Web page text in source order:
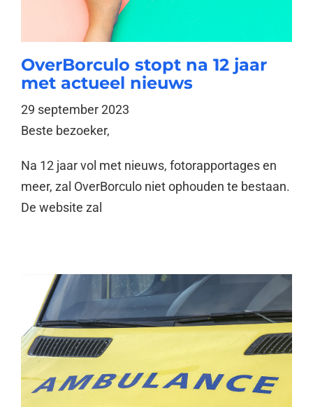
OverBorculo stopt na 12 jaar
met actueel nieuws
29 september 2023
Beste bezoeker,
Na 12 jaar vol met nieuws, fotorapportages en
meer, zal OverBorculo niet ophouden te bestaan.
De website zal